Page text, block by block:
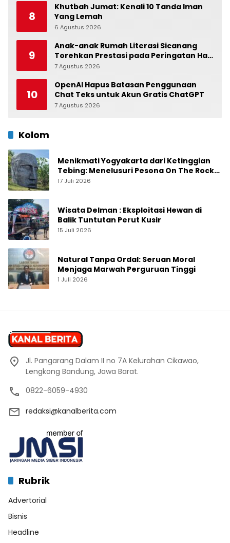
8
Khutbah Jumat: Kenali 10 Tanda Iman
Yang Lemah
6 Agustus 2026
9
Anak-anak Rumah Literasi Sicanang
Torehkan Prestasi pada Peringatan Hari
Anak Nasional di Kecamatan Medan
7 Agustus 2026
10
OpenAI Hapus Batasan Penggunaan
Chat Teks untuk Akun Gratis ChatGPT
7 Agustus 2026
Kolom
Menikmati Yogyakarta dari Ketinggian
Tebing: Menelusuri Pesona On The Rock
Jogja yang Sedang Naik Daun
17 Juli 2026
Wisata Delman : Eksploitasi Hewan di
Balik Tuntutan Perut Kusir
15 Juli 2026
Natural Tanpa Ordal: Seruan Moral
Menjaga Marwah Perguruan Tinggi
1 Juli 2026
Jl. Pangarang Dalam II no 7A Kelurahan Cikawao,
Lengkong Bandung, Jawa Barat.
0822-6059-4930
redaksi@kanalberita.com
Rubrik
Advertorial
Bisnis
Headline